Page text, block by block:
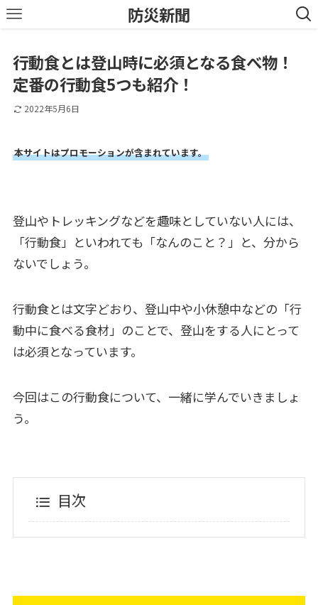
防災新聞
行動食とは登山時に必須となる食べ物！
定番の行動食5つも紹介！
2022年5月6日
本サイトはプロモーションが含まれています。
登山やトレッキングなどを趣味としていない人には、
「行動食」といわれても「なんのこと？」と、分から
ないでしょう。
行動食とは文字どおり、登山中や小休憩中などの「行
動中に食べる食材」のことで、登山をする人にとって
は必須となっています。
今回はこの行動食について、一緒に学んでいきましょ
う。
目次